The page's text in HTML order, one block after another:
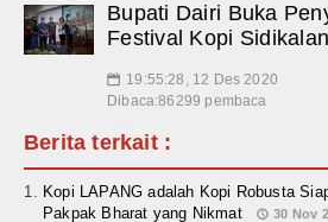
Bupati Dairi Buka
Festival Kopi
📅 19:55:28, 12 Des 2020
Dibaca:86299 pembaca
Berita terkait :
Kopi LAPANG adalah Kopi Robusta
Pakpak Bharat yang Nikmat
30 Nov